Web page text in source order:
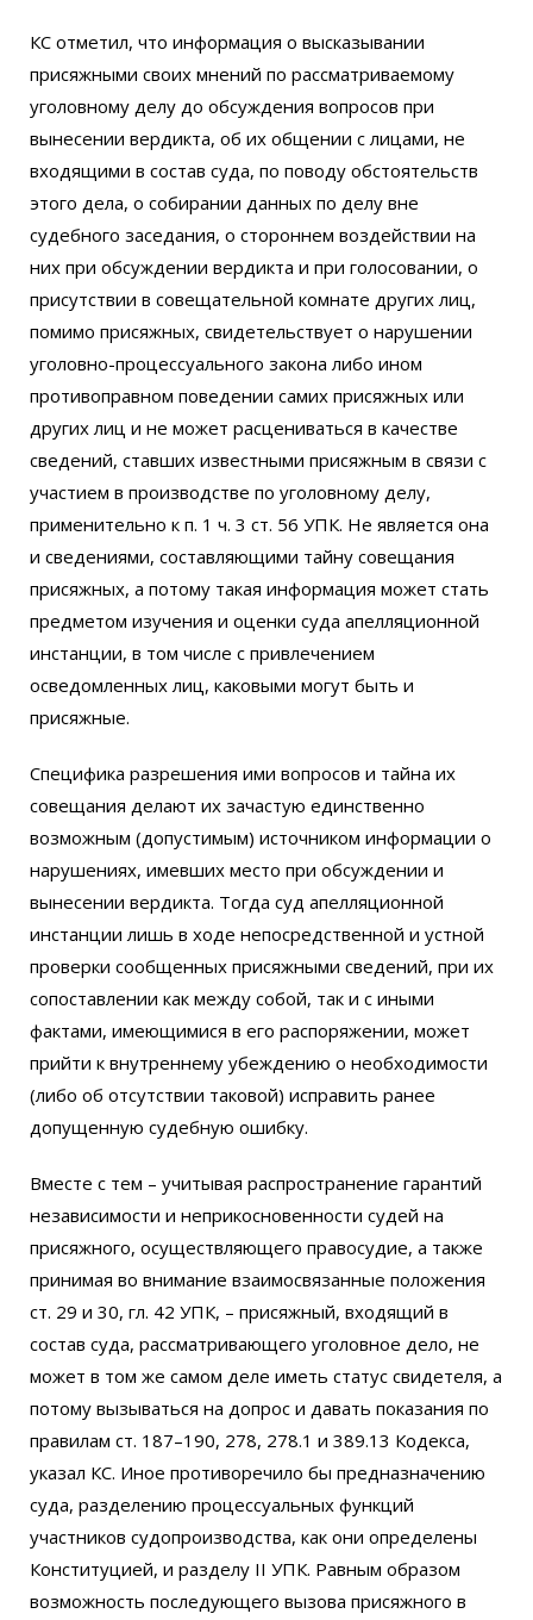
КС отметил, что информация о высказывании
присяжными своих мнений по рассматриваемому
уголовному делу до обсуждения вопросов при
вынесении вердикта, об их общении с лицами, не
входящими в состав суда, по поводу обстоятельств
этого дела, о собирании данных по делу вне
судебного заседания, о стороннем воздействии на
них при обсуждении вердикта и при голосовании, о
присутствии в совещательной комнате других лиц,
помимо присяжных, свидетельствует о нарушении
уголовно-процессуального закона либо ином
противоправном поведении самих присяжных или
других лиц и не может расцениваться в качестве
сведений, ставших известными присяжным в связи с
участием в производстве по уголовному делу,
применительно к п. 1 ч. 3 ст. 56 УПК. Не является она
и сведениями, составляющими тайну совещания
присяжных, а потому такая информация может стать
предметом изучения и оценки суда апелляционной
инстанции, в том числе с привлечением
осведомленных лиц, каковыми могут быть и
присяжные.
Специфика разрешения ими вопросов и тайна их
совещания делают их зачастую единственно
возможным (допустимым) источником информации о
нарушениях, имевших место при обсуждении и
вынесении вердикта. Тогда суд апелляционной
инстанции лишь в ходе непосредственной и устной
проверки сообщенных присяжными сведений, при их
сопоставлении как между собой, так и с иными
фактами, имеющимися в его распоряжении, может
прийти к внутреннему убеждению о необходимости
(либо об отсутствии таковой) исправить ранее
допущенную судебную ошибку.
Вместе с тем – учитывая распространение гарантий
независимости и неприкосновенности судей на
присяжного, осуществляющего правосудие, а также
принимая во внимание взаимосвязанные положения
ст. 29 и 30, гл. 42 УПК, – присяжный, входящий в
состав суда, рассматривающего уголовное дело, не
может в том же самом деле иметь статус свидетеля, а
потому вызываться на допрос и давать показания по
правилам ст. 187–190, 278, 278.1 и 389.13 Кодекса,
указал КС. Иное противоречило бы предназначению
суда, разделению процессуальных функций
участников судопроизводства, как они определены
Конституцией, и разделу II УПК. Равным образом
возможность последующего вызова присяжного в